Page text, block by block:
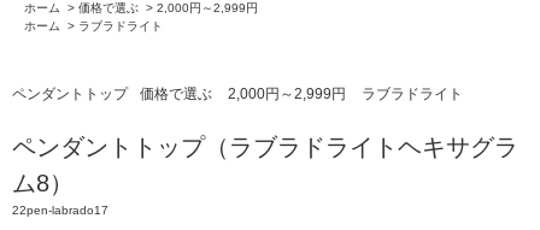
ホーム
> 価格で選ぶ > 2,000円～2,999円
ホーム
> ラブラドライト
ペンダントトップ 価格で選ぶ 2,000円～2,999円 ラブラドライト
ペンダントトップ（ラブラドライトヘキサグラ
ム8）
22pen-labrado17